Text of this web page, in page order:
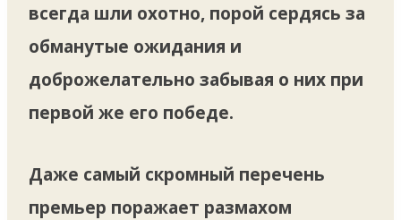
всегда шли охотно, порой сердясь за
обманутые ожидания и
доброжелательно забывая о них при
первой же его победе.
Даже самый скромный перечень
премьер поражает размахом